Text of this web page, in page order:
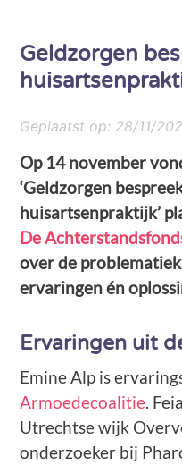
Geldzorgen
Geplaatst op:28/11/
Op 14 november
‘Geldzorgen
huisartsenpraktijk’
De
over de
ervaringen én
Ervaringen uit
Emine Alp is
Armoedecoalitie.
Utrechtse wijk
onderzoeker bij